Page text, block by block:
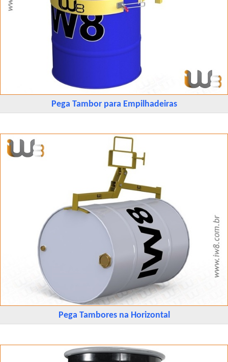
Pega Tambor para Empilhadeiras
Pega Tambores na Horizontal